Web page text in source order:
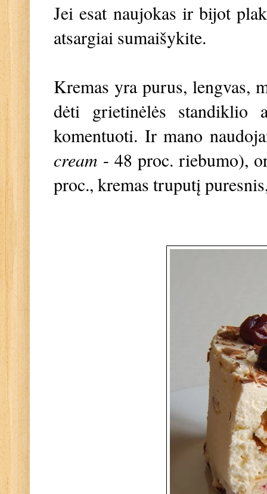
Jei esat naujokas ir bijot
atsargiai sumaišykite.
Kremas yra purus, lengvas,
dėti grietinėlės standiklio
komentuoti. Ir mano
cream - 48 proc. riebumo),
proc., kremas truputį